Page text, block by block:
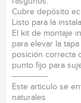
Cubre depósito
Listo para la
El kit de montaje
para elevar la
posición correcta
punto fijo para
---------------
Este articulo se
naturales